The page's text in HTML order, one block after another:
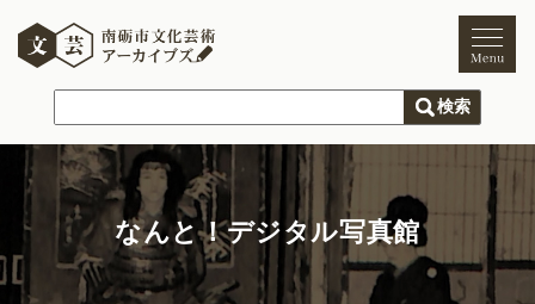
ご利用案内
新着情報
文化芸術
なんと！デジタル写真館